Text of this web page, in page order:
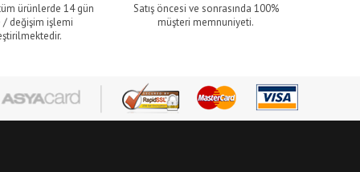
tüm ürünlerde 14 gün
/ değişim işlemi
Satış öncesi ve sonrasında 100%
müşteri memnuniyeti.